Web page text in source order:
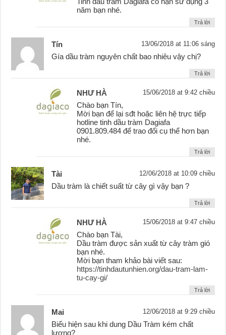
năm bạn nhé.
Trả lời
Tín 13/06/2018 at 11:06 sáng
Gía dầu tràm nguyên chất bao nhiêu vậy chị?
Trả lời
NHƯ HÀ 15/06/2018 at 9:42 chiều
Chào bạn Tín,
Mời bạn để lại sđt hoặc liên hệ trực tiếp
hotline tinh dầu tràm Dagiafa
0901.809.484 để trao đổi cụ thể hơn bạn
nhé.
Trả lời
Tài 12/06/2018 at 10:09 chiều
Dầu tràm là chiết suất từ cây gì vậy bạn ?
Trả lời
NHƯ HÀ 15/06/2018 at 9:47 chiều
Chào bạn Tài,
Dầu tràm được sản xuất từ cây tràm gió
bạn nhé.
Mời bạn tham khảo bài viết sau:
https://tinhdautunhien.org/dau-tram-lam-
tu-cay-gi/
Trả lời
Mai 12/06/2018 at 9:29 chiều
Biểu hiện sau khi dung Dầu Tràm kém chất
lương?